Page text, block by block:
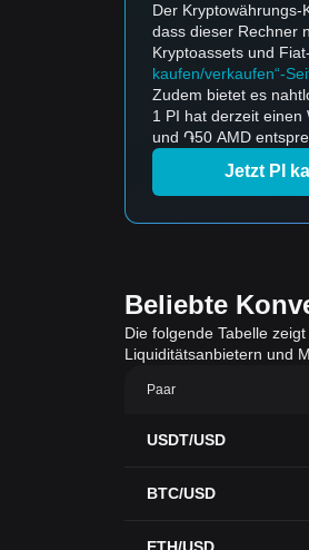
Der Kryptowährungs-
dass dieser Rechner
Kryptoassets und
kaufen/verkaufen“-
Zudem bietet es
1 PI hat derzeit einen
und ֏50 AMD
Jetzt PI
Beliebte
Die folgende Tabelle
Liquiditätsanbietern und
Paar
USDT/USD
BTC/USD